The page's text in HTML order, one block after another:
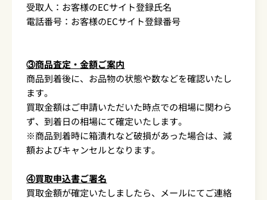
受取人：お客様のECサイト登録氏名
電話番号：お客様のECサイト登録番号
③商品査定・金額ご案内
商品到着後に、お品物の状態や数などを確認いたし
ます。
買取金額はご申請いただいた時点での相場に関わら
ず、到着日の相場にて確定いたします。
※商品到着時に箱潰れなど破損があった場合は、減
額およびキャンセルとなります。
④買取申込書ご署名
買取金額が確定いたしましたら、メールにてご連絡